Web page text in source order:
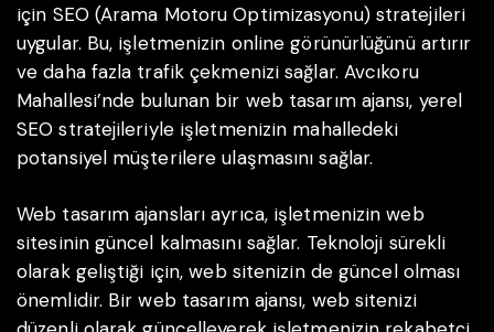
için SEO (Arama Motoru Optimizasyonu) stratejileri
uygular. Bu, işletmenizin online görünürlüğünü artırır
ve daha fazla trafik çekmenizi sağlar. Avcıkoru
Mahallesi’nde bulunan bir web tasarım ajansı, yerel
SEO stratejileriyle işletmenizin mahalledeki
potansiyel müşterilere ulaşmasını sağlar.
Web tasarım ajansları ayrıca, işletmenizin web
sitesinin güncel kalmasını sağlar. Teknoloji sürekli
olarak geliştiği için, web sitenizin de güncel olması
önemlidir. Bir web tasarım ajansı, web sitenizi